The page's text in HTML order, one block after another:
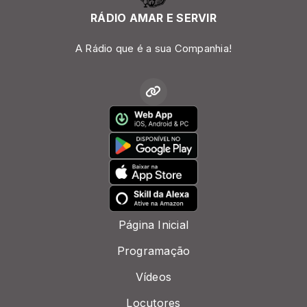
RÁDIO AMAR E SERVIR
A Rádio que é a sua Companhia!
Página Inicial
Programação
Vídeos
Locutores